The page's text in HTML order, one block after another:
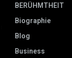
BERÜHMTHEIT
Biographie
Blog
Business